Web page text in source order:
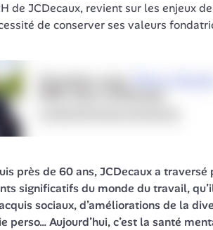
de JCDecaux, revient sur les enjeux
de conserver ses valeurs
près de 60 ans, JCDecaux a traversé
significatifs du monde du travail,
sociaux, d’améliorations de la
perso… Aujourd’hui, c’est la santé